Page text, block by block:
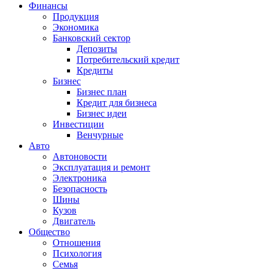
Финансы
Продукция
Экономика
Банковский сектор
Депозиты
Потребительский кредит
Кредиты
Бизнес
Бизнес план
Кредит для бизнеса
Бизнес идеи
Инвестиции
Венчурные
Авто
Автоновости
Эксплуатация и ремонт
Электроника
Безопасность
Шины
Кузов
Двигатель
Общество
Отношения
Психология
Семья